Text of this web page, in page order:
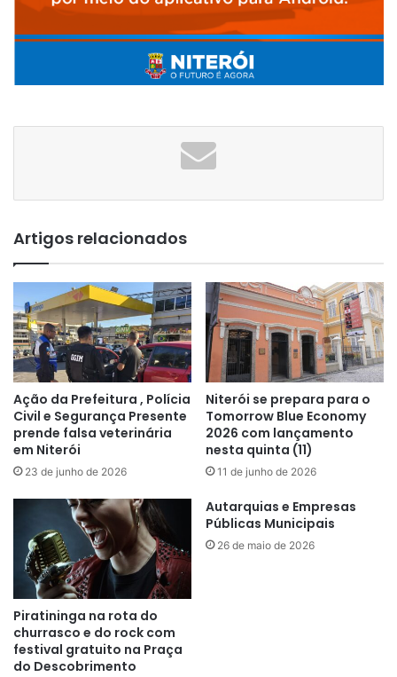
Artigos relacionados
Ação da Prefeitura , Polícia
Civil e Segurança Presente
prende falsa veterinária
em Niterói
23 de junho de 2026
Niterói se prepara para o
Tomorrow Blue Economy
2026 com lançamento
nesta quinta (11)
11 de junho de 2026
Piratininga na rota do
churrasco e do rock com
festival gratuito na Praça
do Descobrimento
Autarquias e Empresas
Públicas Municipais
26 de maio de 2026